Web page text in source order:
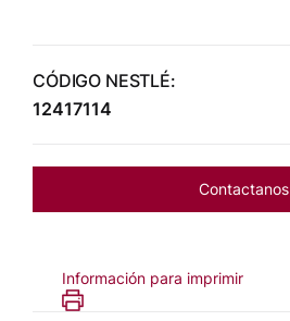
CÓDIGO NESTLÉ:
12417114
Contactanos
Información para imprimir